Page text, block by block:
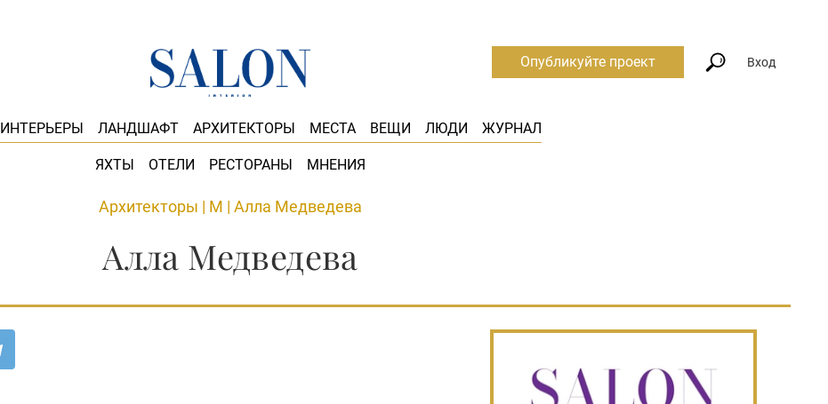
ИНТЕРЬЕРЫ ЛАНДШАФТ АРХИТЕКТОРЫ МЕСТА ВЕЩИ ЛЮДИ ЖУРНАЛ
ЯХТЫ ОТЕЛИ РЕСТОРАНЫ МНЕНИЯ
Опубликуйте проект Вход
Архитекторы | М | Алла Медведева
Алла Медведева